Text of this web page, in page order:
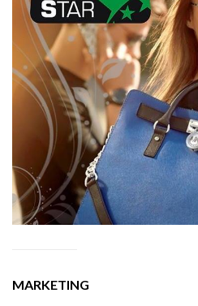
MARKETING